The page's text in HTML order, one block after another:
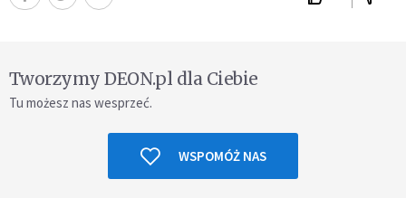
Tworzymy DEON.pl dla Ciebie
Tu możesz nas wesprzeć.
WSPOMÓŻ NAS